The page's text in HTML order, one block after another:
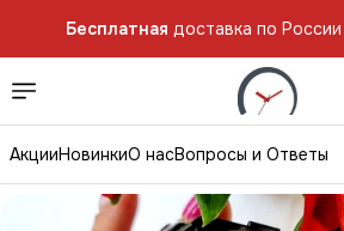
Бесплатная доставка по
АкцииНовинкиО насВопросы и Ответы